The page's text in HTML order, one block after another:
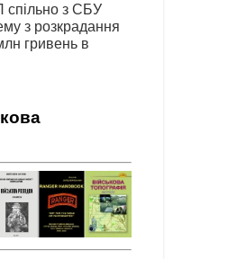
з СБУ
з розкрадання
гривень в